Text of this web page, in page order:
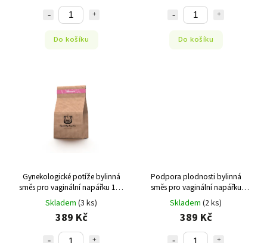
Do košíku Do košíku
Gynekologické potíže bylinná
směs pro vaginální napářku 168
Skladem (3 ks)
389 Kč
Podpora plodnosti bylinná
směs pro vaginální napářku
168g
Skladem (2 ks)
389 Kč